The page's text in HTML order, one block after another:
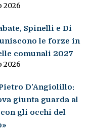
2026
Spinelli e Di
le forze in
comunali 2027
2026
D’Angiolillo:
giunta guarda al
gli occhi del